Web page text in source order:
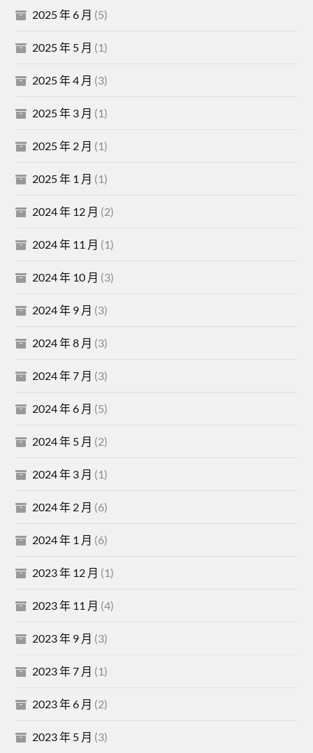
2025 年 6 月 (5)
2025 年 5 月 (1)
2025 年 4 月 (3)
2025 年 3 月 (1)
2025 年 2 月 (1)
2025 年 1 月 (1)
2024 年 12 月 (2)
2024 年 11 月 (1)
2024 年 10 月 (3)
2024 年 9 月 (3)
2024 年 8 月 (3)
2024 年 7 月 (3)
2024 年 6 月 (5)
2024 年 5 月 (2)
2024 年 3 月 (1)
2024 年 2 月 (6)
2024 年 1 月 (6)
2023 年 12 月 (1)
2023 年 11 月 (4)
2023 年 9 月 (3)
2023 年 7 月 (1)
2023 年 6 月 (2)
2023 年 5 月 (3)